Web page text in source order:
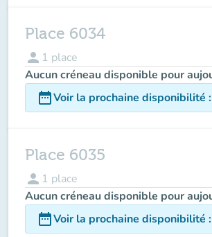
Place 6034
person 1 place
Aucun créneau disponible pour
date_rangeVoir la prochaine disponibilité :
Place 6035
person 1 place
Aucun créneau disponible pour
date_rangeVoir la prochaine disponibilité :